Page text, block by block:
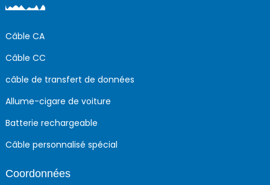
Câble CA
Câble CC
câble de transfert de données
Allume-cigare de voiture
Batterie rechargeable
Câble personnalisé spécial
Coordonnées